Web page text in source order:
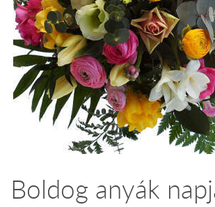
Boldog anyák